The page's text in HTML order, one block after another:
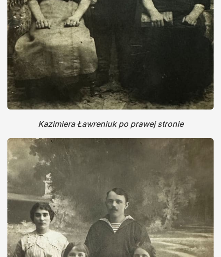
Kazimiera Ławreniuk po prawej stronie